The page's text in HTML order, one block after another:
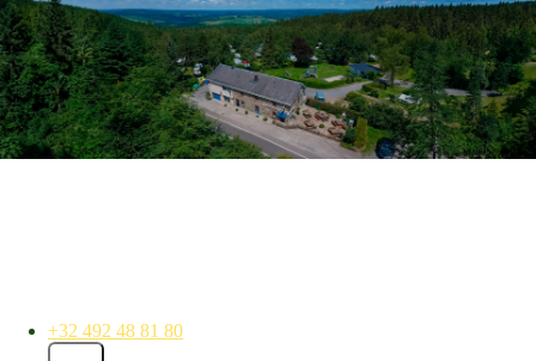
+32 492 48 81 80